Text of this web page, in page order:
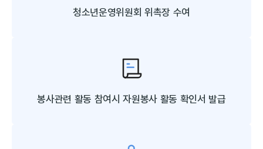
청소년운영위원회 위촉장 수여
봉사관련 활동 참여시 자원봉사 활동 확인서 발급